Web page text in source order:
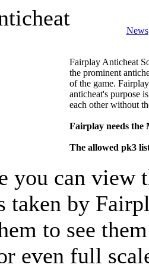
News
Fairplay Anticheat
the prominent
of the game.
anticheat's purpose
each other without
Fairplay needs
The allowed pk3
you can view
taken by
to see
even full